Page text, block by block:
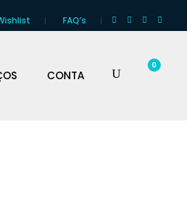
FAQ’s
CONTA
0